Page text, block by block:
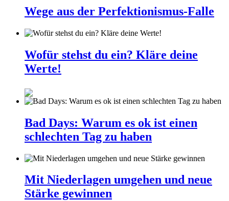
Wege aus der Perfektionismus-Falle
Wofür stehst du ein? Kläre deine
Werte!
Bad Days: Warum es ok ist einen
schlechten Tag zu haben
Mit Niederlagen umgehen und neue
Stärke gewinnen